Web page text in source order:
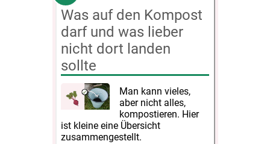
Was auf den Kompost
darf und was lieber
nicht dort landen
sollte
Man kann vieles,
aber nicht alles,
kompostieren. Hier
ist kleine eine Übersicht
zusammengestellt.